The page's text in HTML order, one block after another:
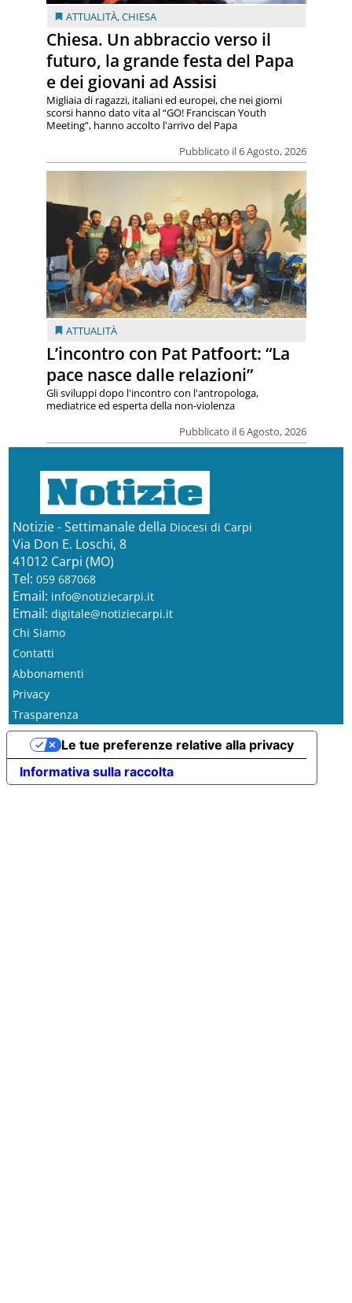
ATTUALITÀ,CHIESA
Chiesa. Un abbraccio verso il
futuro, la grande festa del Papa
e dei giovani ad Assisi
Pubblicato il 6 Agosto, 2026
Migliaia di ragazzi, italiani ed europei, che nei giorni
scorsi hanno dato vita al “GO! Franciscan Youth
Meeting”, hanno accolto l'arrivo del Papa
ATTUALITÀ
L’incontro con Pat Patfoort: “La
pace nasce dalle relazioni”
Pubblicato il 6 Agosto, 2026
Gli sviluppi dopo l'incontro con l'antropologa,
mediatrice ed esperta della non-violenza
Notizie - Settimanale della Diocesi di Carpi
Via Don E. Loschi, 8
41012 Carpi (MO)
Tel: 059 687068
Email: info@notiziecarpi.it
Email: digitale@notiziecarpi.it
Chi Siamo
Contatti
Abbonamenti
Privacy
Trasparenza
Informativa sulla raccolta
Le tue preferenze relative alla privacy